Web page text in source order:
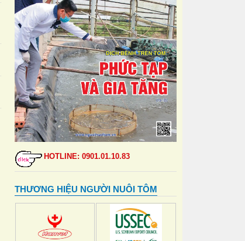
HOTLINE: 0901.01.10.83
THƯƠNG HIỆU NGƯỜI NUÔI TÔM